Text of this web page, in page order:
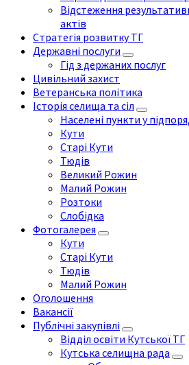
Відстеження
актів
Стратегія розвитку ТГ
Державні послуги
Гід з держаних послуг
Цивільний захист
Ветеранська політика
Історія селища та сіл
Населені пункти у
Кути
Старі Кути
Тюдів
Великий Рожин
Малий Рожин
Розтоки
Слобідка
Фотогалерея
Кути
Старі Кути
Тюдів
Малий Рожин
Оголошення
Вакансії
Публічні закупівлі
Відділ освіти Кутської ТГ
Кутська селищна рада